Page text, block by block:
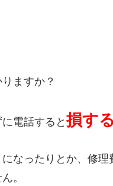
ますか？
電話すると損する
なったりとか、修理
。